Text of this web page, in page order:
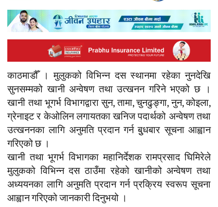
काठमाडौँ । मुलुकको विभिन्न दस स्थानमा रहेका नुनदेखि
सुनसम्मको खानी अन्वेषण तथा उत्खनन गरिने भएको छ ।
खानी तथा भूगर्भ विभागद्वारा सुन, तामा, चुनढुङ्गा, नुन, कोइला,
ग्रेनाइट र केओलिन लगायतका खनिज पदार्थको अन्वेषण तथा
उत्खननका लागि अनुमति प्रदान गर्न बुुधबार सूचना आह्वान
गरिएको छ ।
खानी तथा भूगर्भ विभागका महानिर्देशक रामप्रसाद घिमिरेले
मुलुकको विभिन्न दस ठाउँमा रहेको खानीको अन्वेषण तथा
अध्ययनका लागि अनुमति प्रदान गर्न प्रक्रिय स्वरूप सूचना
आह्वान गरिएको जानकारी दिनुभयो ।